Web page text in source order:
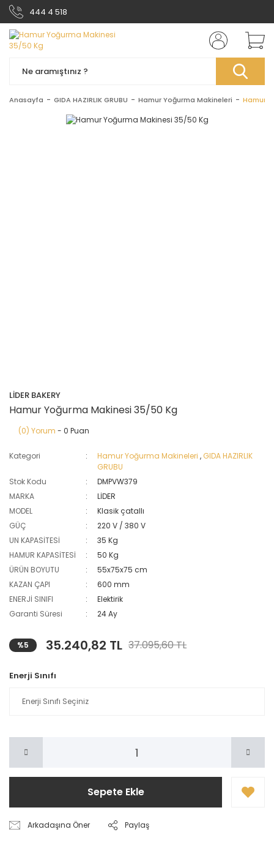
444 4 518
Anasayfa GIDA HAZIRLIK GRUBU Hamur Yoğurma Makineleri Hamur
LİDER BAKERY
Hamur Yoğurma Makinesi 35/50 Kg
(0) Yorum - 0 Puan
Kategori Hamur Yoğurma Makineleri , GIDA HAZIRLIK
GRUBU
Stok Kodu
DMPVW379
MARKA
LİDER
MODEL
Klasik çatallı
GÜÇ
220 V / 380 V
UN KAPASİTESİ
35 Kg
HAMUR KAPASİTESİ
50 Kg
ÜRÜN BOYUTU
55x75x75 cm
KAZAN ÇAPI
600 mm
ENERJİ SINIFI
Elektirik
Garanti Süresi
24 Ay
%5 35.240,82 TL 37.095,60 TL
Enerji Sınıfı
Sepete Ekle
Arkadaşına Öner Paylaş